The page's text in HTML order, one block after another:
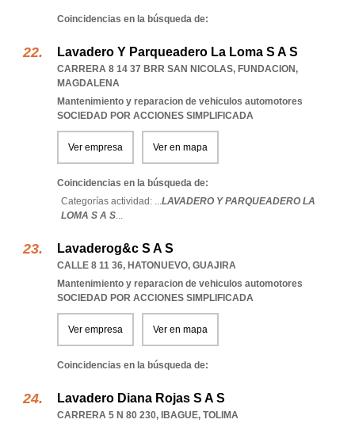
Coincidencias en la búsqueda de:
Lavadero Y Parqueadero La Loma S A S
CARRERA 8 14 37 BRR SAN NICOLAS, FUNDACION,
MAGDALENA
Mantenimiento y reparacion de vehiculos automotores
SOCIEDAD POR ACCIONES SIMPLIFICADA
Ver empresa Ver en mapa
Coincidencias en la búsqueda de:
Categorías actividad: ...LAVADERO Y PARQUEADERO LA
LOMA S A S...
Lavaderog&c S A S
CALLE 8 11 36, HATONUEVO, GUAJIRA
Mantenimiento y reparacion de vehiculos automotores
SOCIEDAD POR ACCIONES SIMPLIFICADA
Ver empresa Ver en mapa
Coincidencias en la búsqueda de:
Lavadero Diana Rojas S A S
CARRERA 5 N 80 230, IBAGUE, TOLIMA